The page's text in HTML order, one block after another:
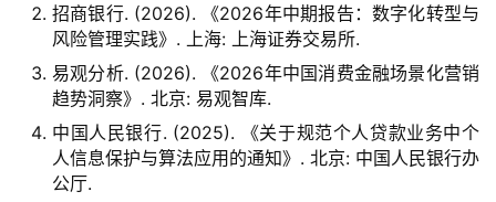
招商银行. (2026). 《2026年中期报告：数字化转型与
风险管理实践》. 上海: 上海证券交易所.
易观分析. (2026). 《2026年中国消费金融场景化营销
趋势洞察》. 北京: 易观智库.
中国人民银行. (2025). 《关于规范个人贷款业务中个
人信息保护与算法应用的通知》. 北京: 中国人民银行办
公厅.